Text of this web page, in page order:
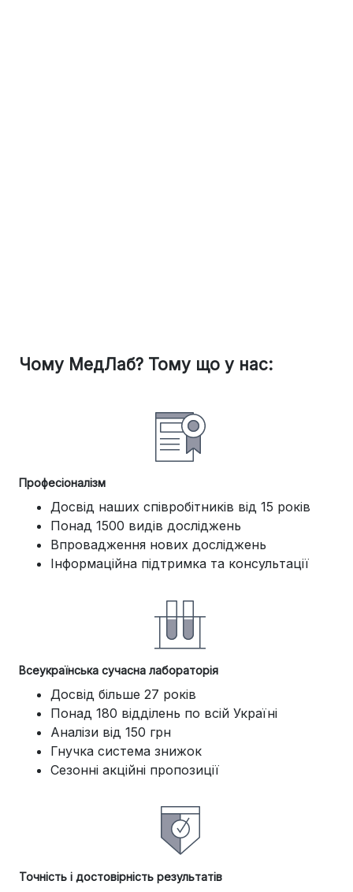
Чому МедЛаб? Тому що у нас:
Професіоналізм
Досвід наших співробітників від 15 років
Понад 1500 видів досліджень
Впровадження нових досліджень
Інформаційна підтримка та консультації
Всеукраїнська сучасна лабораторія
Досвід більше 27 років
Понад 180 відділень по всій Україні
Аналізи від 150 грн
Гнучка система знижок
Сезонні акційні пропозиції
Точність і достовірність результатів